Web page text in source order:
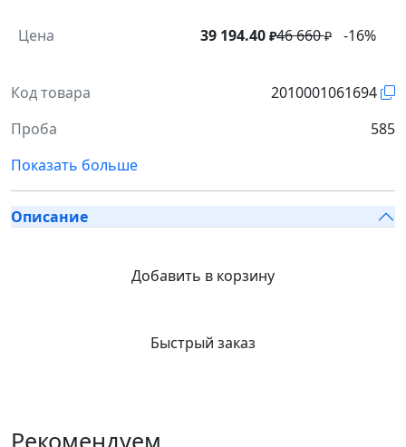
Цена 39 194.40 ₽46 660₽ -16%
Код товара
2010001061694
Проба
585
Показать больше
Описание
Добавить в корзину
Быстрый заказ
Рекомендуем